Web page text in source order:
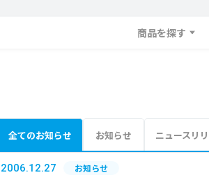
商品を探す
全てのお知らせ お知らせ ニュースリ
2006.12.27 お知らせ